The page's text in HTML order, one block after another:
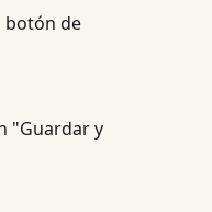
botón de
"Guardar y